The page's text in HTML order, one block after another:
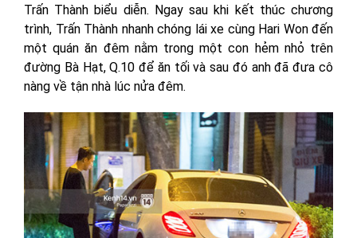
Trấn Thành biểu diễn. Ngay sau khi kết thúc chương
trình, Trấn Thành nhanh chóng lái xe cùng Hari Won đến
một quán ăn đêm nằm trong một con hẻm nhỏ trên
đường Bà Hạt, Q.10 để ăn tối và sau đó anh đã đưa cô
nàng về tận nhà lúc nửa đêm.